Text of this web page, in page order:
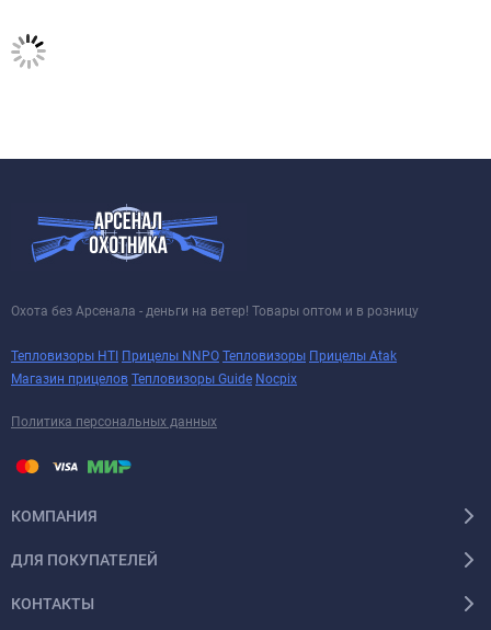
Охота без Арсенала - деньги на ветер! Товары оптом и в розницу
Тепловизоры HTI Прицелы NNPO Тепловизоры Прицелы Atak
Магазин прицелов Тепловизоры Guide Nocpix
Политика персональных данных
КОМПАНИЯ
ДЛЯ ПОКУПАТЕЛЕЙ
КОНТАКТЫ